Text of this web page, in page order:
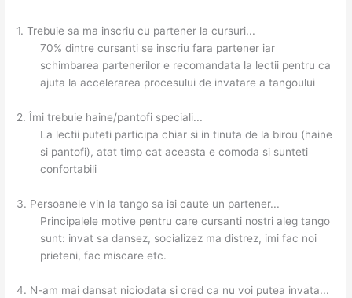
1. Trebuie sa ma inscriu cu partener la cursuri...
70% dintre cursanti se inscriu fara partener iar
schimbarea partenerilor e recomandata la lectii pentru ca
ajuta la accelerarea procesului de invatare a tangoului
2. Îmi trebuie haine/pantofi speciali...
La lectii puteti participa chiar si in tinuta de la birou (haine
si pantofi), atat timp cat aceasta e comoda si sunteti
confortabili
3. Persoanele vin la tango sa isi caute un partener...
Principalele motive pentru care cursanti nostri aleg tango
sunt: invat sa dansez, socializez ma distrez, imi fac noi
prieteni, fac miscare etc.
4. N-am mai dansat niciodata si cred ca nu voi putea invata...